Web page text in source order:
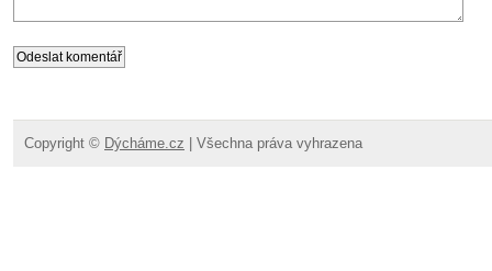
Copyright © Dýcháme.cz | Všechna práva vyhrazena